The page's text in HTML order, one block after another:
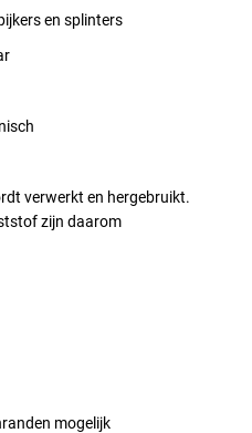
en splinters
verwerkt en hergebruikt.
zijn daarom
mogelijk